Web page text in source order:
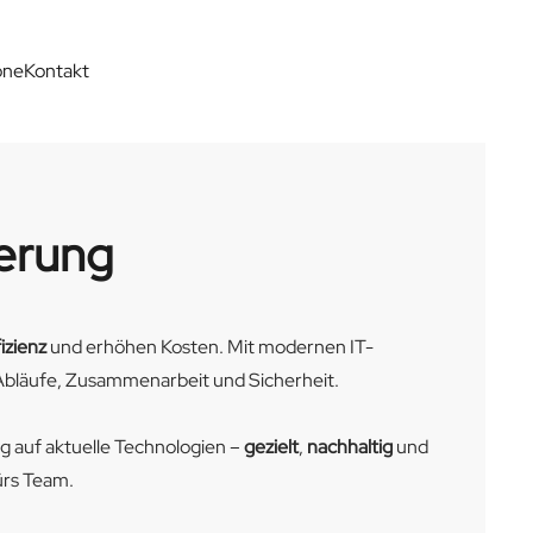
Kontakt
und erhöhen Kosten. Mit modernen IT-
Zusammenarbeit und Sicherheit.
auf aktuelle Technologien –gezielt, nachhaltigund
Team.